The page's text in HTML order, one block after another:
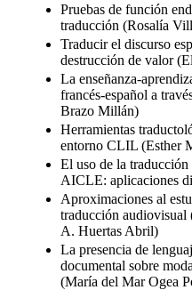
Pruebas de función
traducción (Rosalía
Traducir el discurso
destrucción de valor
La enseñanza-
francés-español a
Brazo Millán)
Herramientas
entorno CLIL (Esther
El uso de la
AICLE: aplicaciones
Aproximaciones al
traducción audiovisual
A. Huertas Abril)
La presencia de
documental sobre
(María del Mar Ogea